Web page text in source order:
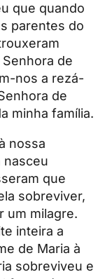
que quando
parentes do
de
nos a rezá-
de
minha família.
nossa
nasceu
que
sobreviver,
um milagre.
inteira a
de Maria à
sobreviveu e